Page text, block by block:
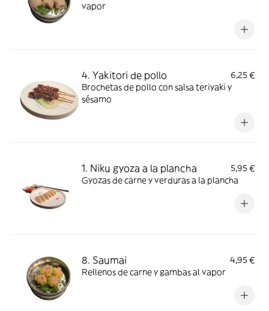
vapor
4. Yakitori de pollo
6,25 €
Brochetas de pollo con salsa teriyaki y
sésamo
1. Niku gyoza a la plancha
5,95 €
Gyozas de carne y verduras a la plancha
8. Saumai
4,95 €
Rellenos de carne y gambas al vapor